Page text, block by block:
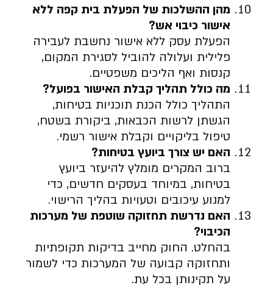
מהן ההשלכות של הפעלת בית קפה ללא
אישור כיבוי אש?
הפעלת עסק ללא אישור נחשבת לעבירה
פלילית ועלולה להוביל לסגירת המקום,
קנסות ואף הליכים משפטיים.
מה כולל תהליך קבלת האישור בפועל?
התהליך כולל הכנת תוכניות בטיחות,
הגשתן לרשות הכבאות, ביקורת בשטח,
טיפול בליקויים וקבלת אישור רשמי.
האם יש צורך ביועץ בטיחות?
ברוב המקרים מומלץ להיעזר ביועץ
בטיחות, במיוחד בעסקים חדשים, כדי
למנוע עיכובים וטעויות בהליך הרישוי.
האם נדרשת תחזוקה שוטפת של מערכות
הכיבוי?
בהחלט. החוק מחייב בדיקות תקופתיות
ותחזוקה קבועה של המערכות כדי לשמור
על תקינותן בכל עת.